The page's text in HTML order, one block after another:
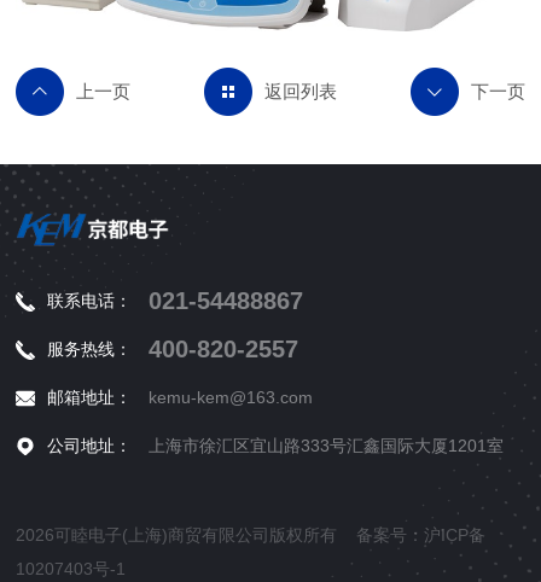
返回列表
联系电话： 021-54488867
服务热线： 400-820-2557
邮箱地址： kemu-kem@163.com
公司地址： 上海市徐汇区宜山路333号汇鑫国际大厦1201室
2026可睦电子(上海)商贸有限公司版权所有 备案号：沪ICP备
10207403号-1